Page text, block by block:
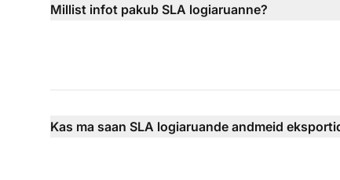
Millist infot pakub SLA logiaruanne?
Kas ma saan SLA logiaruande andmeid